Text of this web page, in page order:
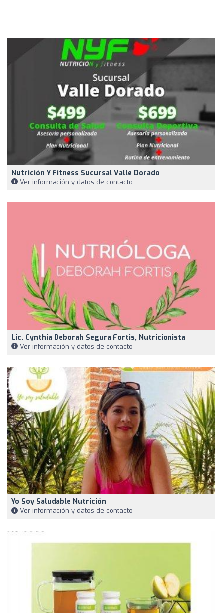
Nutrición Y Fitness Sucursal Valle Dorado
Ver información y datos de contacto
Lic. Cynthia Deborah Segura Fortis, Nutricionista
Ver información y datos de contacto
Yo Soy Saludable Nutrición
Ver información y datos de contacto